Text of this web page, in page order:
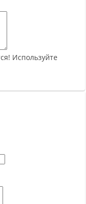
Используйте